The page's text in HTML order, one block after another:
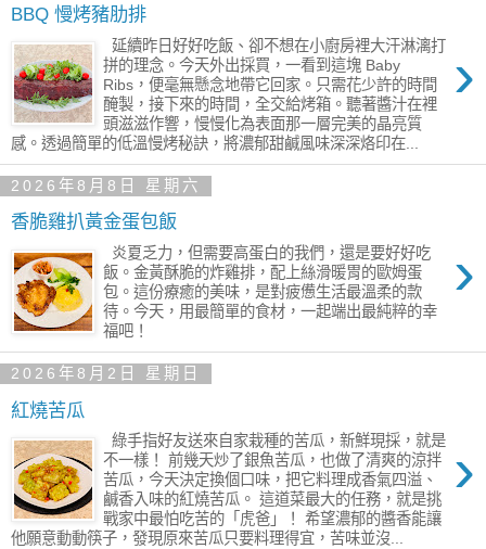
BBQ 慢烤豬肋排
›
延續昨日好好吃飯、卻不想在小廚房裡大汗淋漓打
拼的理念。今天外出採買，一看到這塊 Baby
Ribs，便毫無懸念地帶它回家。只需花少許的時間
醃製，接下來的時間，全交給烤箱。聽著醬汁在裡
頭滋滋作響，慢慢化為表面那一層完美的晶亮質
感。透過簡單的低溫慢烤秘訣，將濃郁甜鹹風味深深烙印在...
2026年8月8日 星期六
香脆雞扒黃金蛋包飯
›
炎夏乏力，但需要高蛋白的我們，還是要好好吃
飯。金黃酥脆的炸雞排，配上絲滑暖胃的歐姆蛋
包。這份療癒的美味，是對疲憊生活最溫柔的款
待。今天，用最簡單的食材，一起端出最純粹的幸
福吧！
2026年8月2日 星期日
紅燒苦瓜
›
綠手指好友送來自家栽種的苦瓜，新鮮現採，就是
不一樣！ 前幾天炒了銀魚苦瓜，也做了清爽的涼拌
苦瓜，今天決定換個口味，把它料理成香氣四溢、
鹹香入味的紅燒苦瓜。 這道菜最大的任務，就是挑
戰家中最怕吃苦的「虎爸」！ 希望濃郁的醬香能讓
他願意動動筷子，發現原來苦瓜只要料理得宜，苦味並沒...